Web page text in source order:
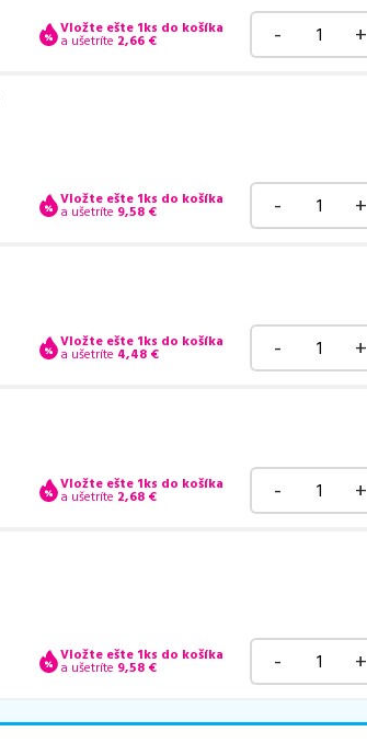
Vložte ešte 1ks do košíka
a ušetríte 2,66 € - +
Vložte ešte 1ks do košíka
a ušetríte 9,58 € - +
Vložte ešte 1ks do košíka
a ušetríte 4,48 € - +
Vložte ešte 1ks do košíka
a ušetríte 2,68 € - +
Vložte ešte 1ks do košíka
a ušetríte 9,58 € - +